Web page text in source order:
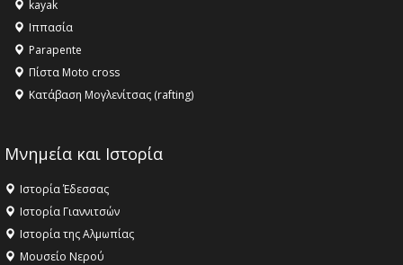
16:18 -
ΣΤΗΝ ΕΔΕΣΣΑ
kayak
Ιππασία
Parapente
Πίστα Moto cross
Κατάβαση Μογλενίτσας (rafting)
Μνημεία και Ιστορία
Ιστορία Έδεσσας
Ιστορία Γιαννιτσών
Ιστορία της Αλμωπίας
Μουσείο Νερού